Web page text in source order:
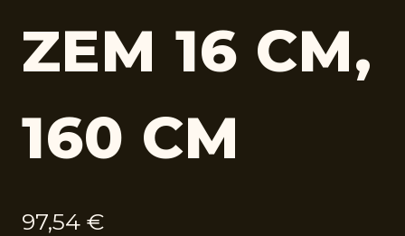
ZEM 16 CM,
160 CM
97,54 €